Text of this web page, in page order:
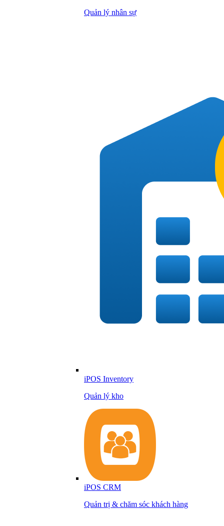
Quản lý nhân sự
iPOS Inventory
Quản lý kho
iPOS CRM
Quản trị & chăm sóc khách hàng